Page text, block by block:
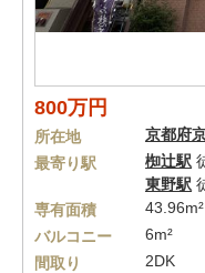
800万円
所在地 京都府
最寄り駅
椥辻駅
東野駅
専有面積
43.96m²
バルコニー
6m²
間取り
2DK